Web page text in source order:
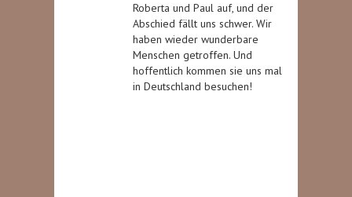
Roberta und Paul auf, und der
Abschied fällt uns schwer. Wir
haben wieder wunderbare
Menschen getroffen. Und
hoffentlich kommen sie uns mal
in Deutschland besuchen!